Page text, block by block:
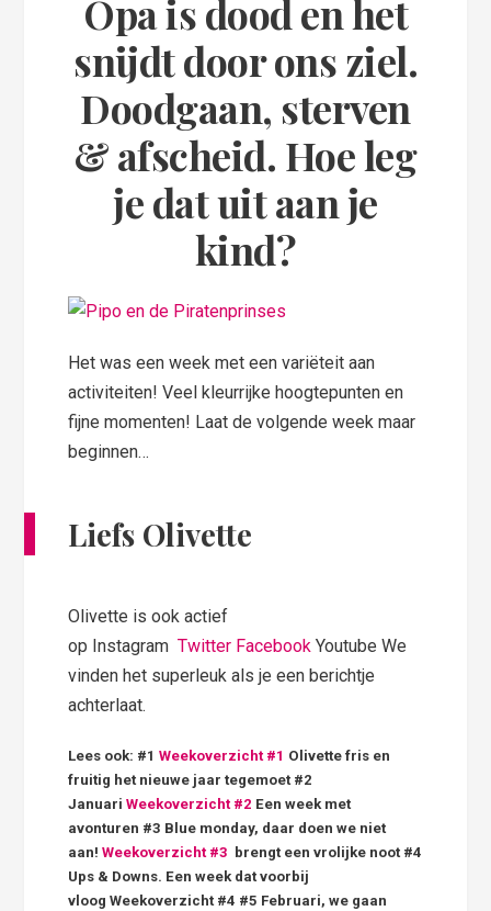
Opa is dood en het
snijdt door ons ziel.
Doodgaan, sterven
& afscheid. Hoe leg
je dat uit aan je
kind?
Het was een week met een variëteit aan
activiteiten! Veel kleurrijke hoogtepunten en
fijne momenten! Laat de volgende week maar
beginnen…
Liefs Olivette
Olivette is ook actief
op InstagramTwitter Facebook Youtube We
vinden het superleuk als je een berichtje
achterlaat.
Lees ook: #1Weekoverzicht #1 Olivette fris en
fruitig het nieuwe jaar tegemoet #2
JanuariWeekoverzicht #2 Een week met
avonturen #3 Blue monday, daar doen we niet
aan!Weekoverzicht #3 brengt een vrolijke noot #4
Ups & Downs. Een week dat voorbij
vloog Weekoverzicht #4 #5 Februari, we gaan